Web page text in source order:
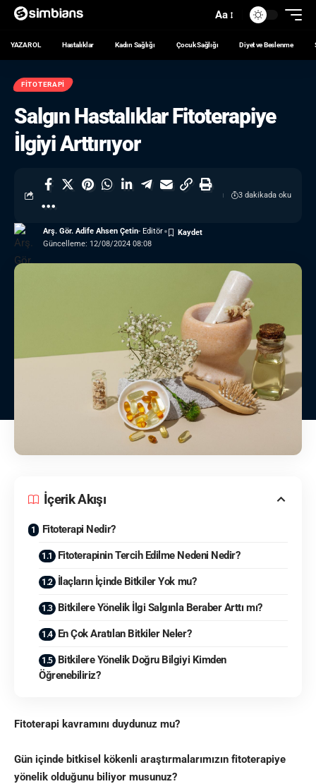
Aa
YAZAR OL Hastalıklar Kadın Sağlığı Çocuk Sağlığı Diyet ve Beslenme
FITOTERAPI
Salgın Hastalıklar Fitoterapiye
İlgiyi Arttırıyor
Güncelleme: 12/08/2024 08:08
Arş. Gör. Adife Ahsen Çetin- Editör
3 dakikada oku
İçerik Akışı
Fitoterapi Nedir?
Fitoterapinin Tercih Edilme Nedeni Nedir?
İlaçların İçinde Bitkiler Yok mu?
Bitkilere Yönelik İlgi Salgınla Beraber Arttı mı?
En Çok Aratılan Bitkiler Neler?
Bitkilere Yönelik Doğru Bilgiyi Kimden
Öğrenebiliriz?
Fitoterapi kavramını duydunuz mu?
Gün içinde bitkisel kökenli araştırmalarımızın fitoterapiye
yönelik olduğunu biliyor musunuz?